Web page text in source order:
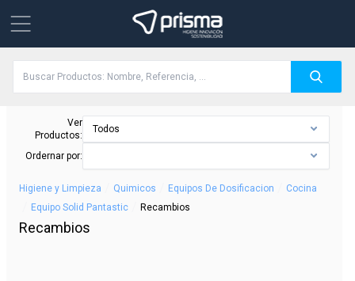
Ver
Productos:
Todos
Ordernar por:
Higiene y Limpieza Quimicos Equipos De Dosificacion Cocina
Equipo Solid Pantastic Recambios
Recambios